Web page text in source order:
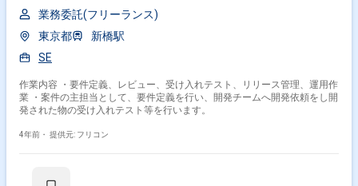
業務委託(フリーランス)
東京都
新橋駅
SE
作業内容 ・要件定義、レビュー、受け入れテスト、リリース管理、運用作
業 ・案件の主担当として、要件定義を行い、開発チームへ開発依頼をし開
発された物の受け入れテスト等を行います。
4年前・ 提供元: フリコン